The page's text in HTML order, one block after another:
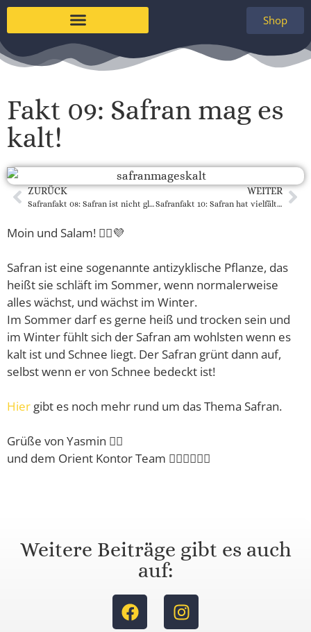
Shop
Fakt 09: Safran mag es
kalt!
ZURÜCK
Safranfakt 08: Safran ist nicht gleich Safran!
WEITER
Safranfakt 10: Safran hat vielfältige Heilkräfte!
Moin und Salam! 🙋‍♀️💜
Safran ist eine sogenannte antizyklische Pflanze, das
heißt sie schläft im Sommer, wenn normalerweise
alles wächst, und wächst im Winter.
Im Sommer darf es gerne heiß und trocken sein und
im Winter fühlt sich der Safran am wohlsten wenn es
kalt ist und Schnee liegt. Der Safran grünt dann auf,
selbst wenn er von Schnee bedeckt ist!
Hier gibt es noch mehr rund um das Thema Safran.
Grüße von Yasmin 🙋‍♀️
und dem Orient Kontor Team 🙋‍♂️🙋‍♂️🙋‍♂️
Weitere Beiträge gibt es auch
auf: